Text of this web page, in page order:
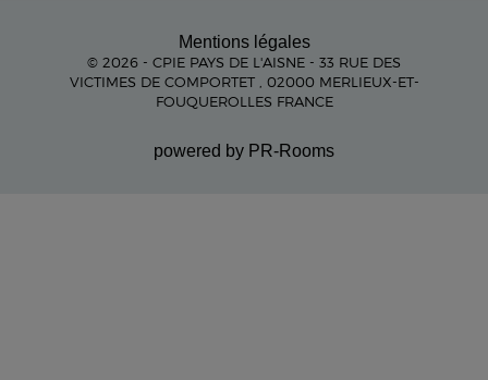
Mentions légales
© 2026 - CPIE PAYS DE L'AISNE - 33 RUE DES
VICTIMES DE COMPORTET , 02000 MERLIEUX-ET-
FOUQUEROLLES FRANCE
powered by PR-Rooms